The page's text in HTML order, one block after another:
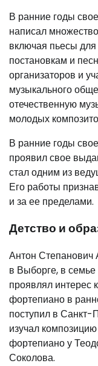
В ранние годы
написал
включая пьесы
постановкам и
организаторов и
музыкального
отечественную
молодых
В ранние годы
проявил свое
стал одним из
Его работы
и за ее пределами.
Детство и
Антон Степанович
в Выборге, в
проявлял интерес
фортепиано в
поступил в Санкт-
изучал
фортепиано у
Соколова.